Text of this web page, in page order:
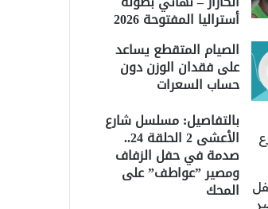
أستراليا المفتوحة 2026
الصيام المتقطع يساعد
على فقدان الوزن دون
حساب السعرات
بالتفاصيل: مسلسل شارع
الأعشى 2 الحلقة 24..
صدمة في حفل الزفاف
ومصير ”عواطف” على
المحك